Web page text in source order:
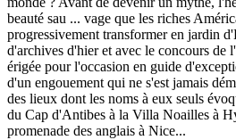
beauté sau ... vage que les riches
progressivement transformer en jardin
d'archives d'hier et avec le concours de
érigée pour l'occasion en guide
d'un engouement qui ne s'est jamais
des lieux dont les noms à eux seuls
du Cap d'Antibes à la Villa Noailles à
promenade des anglais à Nice...